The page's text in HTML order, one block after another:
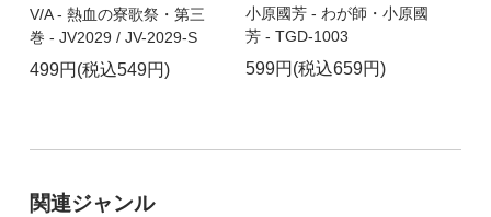
V/A - 熱血の寮歌祭・第三
巻 - JV2029 / JV-2029-S
499円(税込549円)
小原國芳 - わが師・小原國
芳 - TGD-1003
599円(税込659円)
関連ジャンル